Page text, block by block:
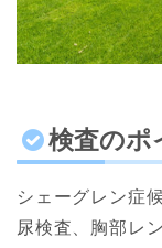
検査のポ
シェーグレン症
尿検査、胸部レ